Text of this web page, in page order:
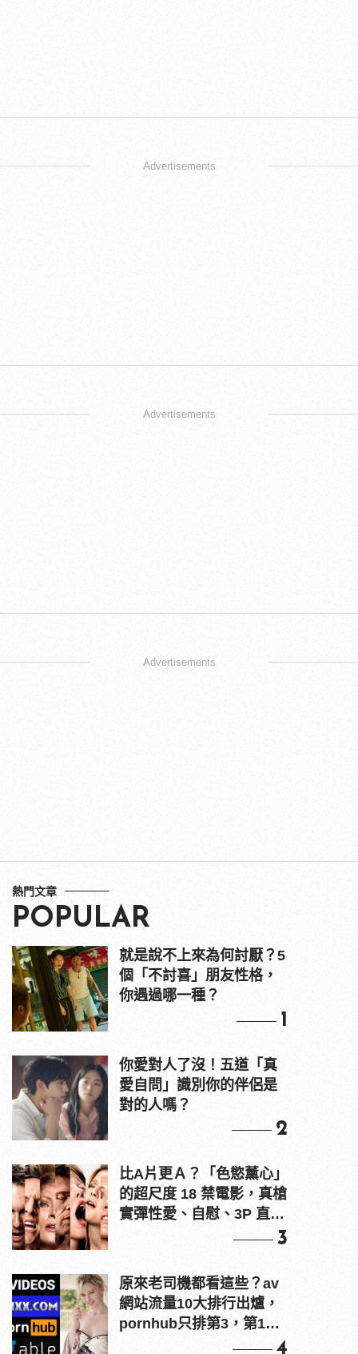
Advertisements
Advertisements
Advertisements
熱門文章
POPULAR
就是說不上來為何討厭？5
個「不討喜」朋友性格，
你遇過哪一種？
1
你愛對人了沒！五道「真
愛自問」識別你的伴侶是
對的人嗎？
2
比A片更Ａ？「色慾薰心」
的超尺度 18 禁電影，真槍
實彈性愛、自慰、3P 直接
3
原來老司機都看這些？av
網站流量10大排行出爐，
pornhub只排第3，第1名
4